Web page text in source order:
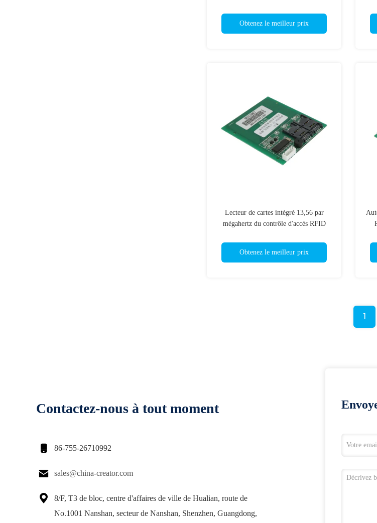
Obtenez le meilleur prix
Lecteur de cartes intégré 13,56 par
mégahertz du contrôle d'accès RFID
Obtenez le meilleur prix
1
Contactez-nous à tout moment
 86-755-26710992
 sales@china-creator.com

8/F, T3 de bloc, centre d'affaires de ville de Hualian, route de
No.1001 Nanshan, secteur de Nanshan, Shenzhen, Guangdong,